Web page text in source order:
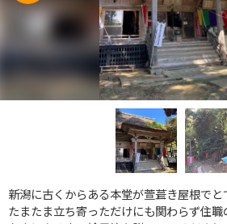
新潟に古くからある本堂が萱葺き屋根でと
たまたま立ち寄っただけにも関わらず住